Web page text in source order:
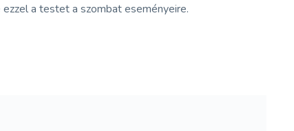
a testet a szombat eseményeire.